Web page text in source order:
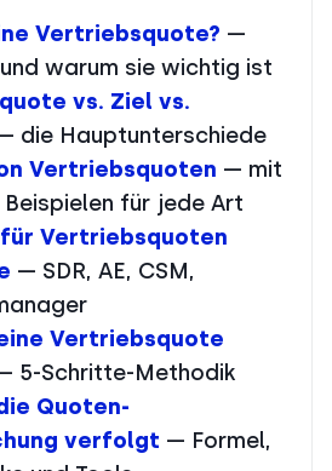
Vertriebsquote? —
warum sie wichtig ist
vs. Ziel vs.
die Hauptunterschiede
Vertriebsquoten — mit
Beispielen für jede Art
Vertriebsquoten
— SDR, AE, CSM,
Vertriebsquote
5-Schritte-Methodik
Quoten-
verfolgt — Formel,